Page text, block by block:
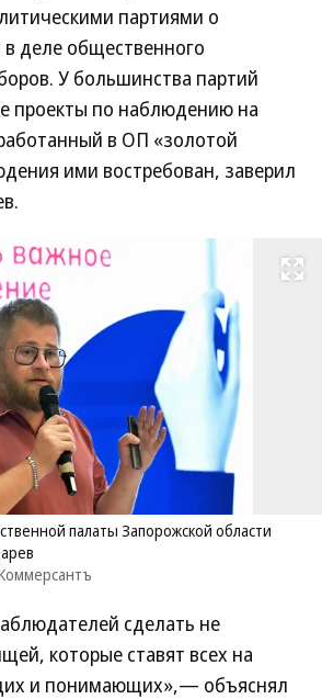
партиями о
деле общественного
У большинства партий
проекты по наблюдению на
в ОП «золотой
ими востребован, заверил
Развернуть
палаты Запорожской области
сделать не
которые ставят всех на
и понимающих»,— объяснял